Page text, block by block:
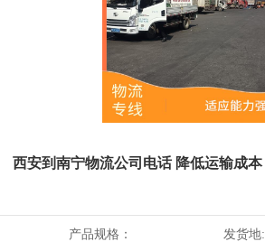
西安到南宁物流公司电话 降低运输成本
产品规格： 发货地: